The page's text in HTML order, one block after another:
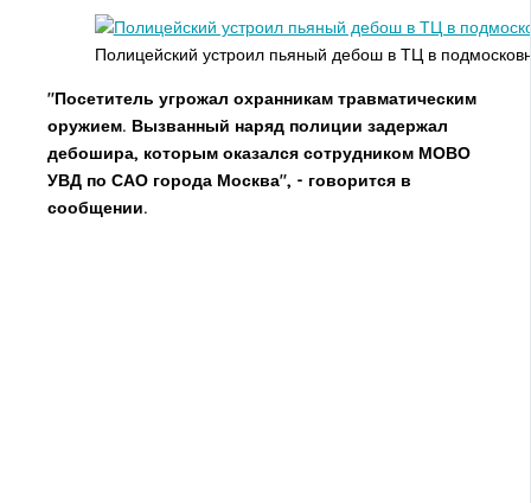
Полицейский устроил пьяный дебош в ТЦ в
"Посетитель угрожал охранникам травматическим
оружием. Вызванный наряд полиции задержал
дебошира, которым оказался сотрудником МОВО
УВД по САО города Москва", - говорится в
сообщении.